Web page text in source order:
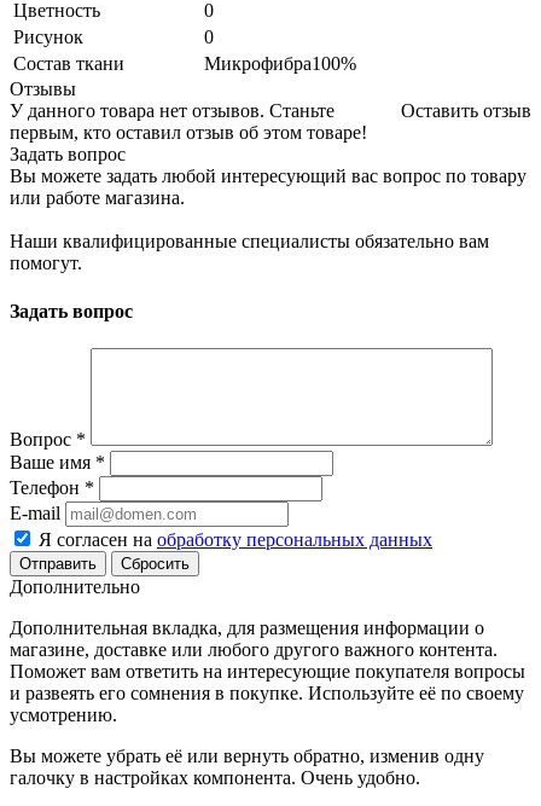
Цветность
0
Рисунок
0
Состав ткани
Микрофибра100%
Отзывы
Оставить отзыв
У данного товара нет отзывов. Станьте
первым, кто оставил отзыв об этом товаре!
Задать вопрос
Вы можете задать любой интересующий вас вопрос по товару
или работе магазина.
Наши квалифицированные специалисты обязательно вам
помогут.
Задать вопрос
Вопрос *
Ваше имя *
Телефон *
E-mail
Я согласен на обработку персональных данных
Сбросить
Дополнительно
Дополнительная вкладка, для размещения информации о
магазине, доставке или любого другого важного контента.
Поможет вам ответить на интересующие покупателя вопросы
и развеять его сомнения в покупке. Используйте её по своему
усмотрению.
Вы можете убрать её или вернуть обратно, изменив одну
галочку в настройках компонента. Очень удобно.